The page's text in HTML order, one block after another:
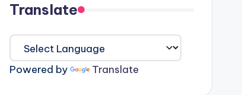
Translate
Powered by Translate